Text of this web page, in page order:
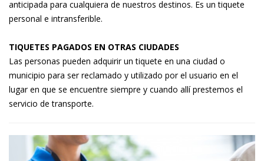
anticipada para cualquiera de nuestros destinos. Es un tiquete
personal e intransferible.
TIQUETES PAGADOS EN OTRAS CIUDADES
Las personas pueden adquirir un tiquete en una ciudad o
municipio para ser reclamado y utilizado por el usuario en el
lugar en que se encuentre siempre y cuando allí prestemos el
servicio de transporte.